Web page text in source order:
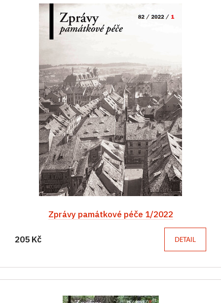
Zprávy památkové péče 1/2022
205 Kč DETAIL